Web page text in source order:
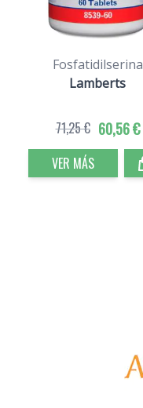
Fosfatidilserina
Lamberts
60,56 €
71,25 €
VER MÁS